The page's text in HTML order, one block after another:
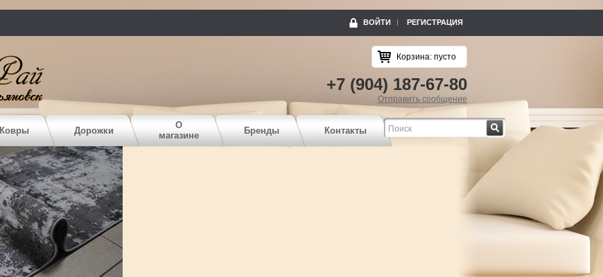
ВОЙТИ РЕГИСТРАЦИЯ
Корзина: пусто
+7 (904) 187-67-80
Отправить сообщение
Ковры Дорожки
О
магазине
Бренды Контакты